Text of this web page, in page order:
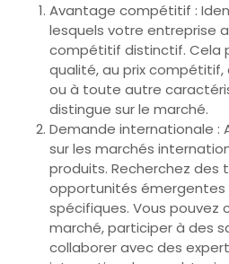
Avantage compétitif :
lesquels votre entreprise
compétitif distinctif. Cela
qualité, au prix compétitif,
ou à toute autre
distingue sur le marché.
Demande internationale :
sur les marchés
produits. Recherchez des
opportunités émergentes
spécifiques. Vous pouvez
marché, participer à des
collaborer avec des